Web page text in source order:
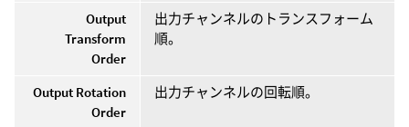
Output
Transform
Order
出力チャンネルのトランスフォーム
順。
Output Rotation
Order
出力チャンネルの回転順。